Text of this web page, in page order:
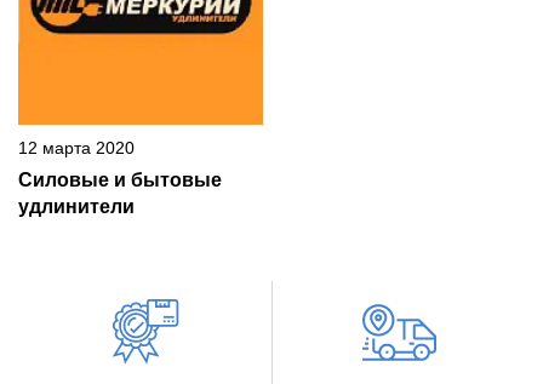
12 марта 2020
Силовые и бытовые
удлинители